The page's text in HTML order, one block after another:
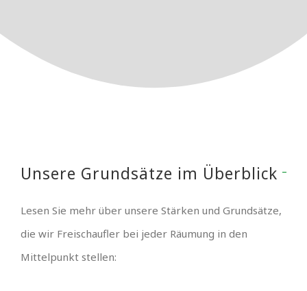
Unsere Grundsätze im Überblick
Lesen Sie mehr über unsere Stärken und Grundsätze,
die wir Freischaufler bei jeder Räumung in den
Mittelpunkt stellen: